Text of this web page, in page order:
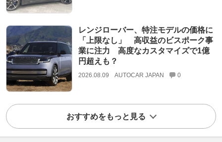
レンジローバー、特注モデルの価格に
「上限なし」 高収益のビスポーク事
業に注力 高度なカスタマイズで1億
円超えも？
2026.08.09 AUTOCAR JAPAN 0
おすすめをもっと見る